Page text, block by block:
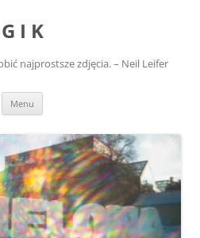
G I K
najprostsze zdjęcia. – Neil Leifer
Menu